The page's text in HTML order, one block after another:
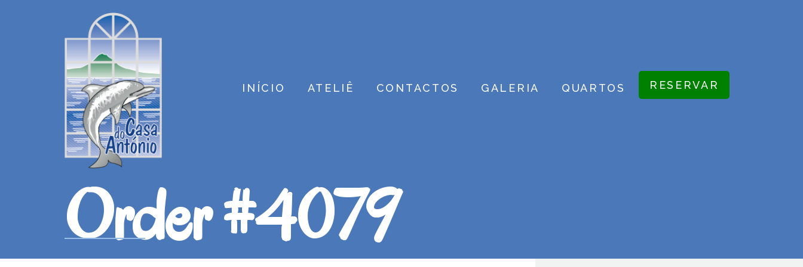
INÍCIO ATELIÊ CONTACTOS GALERIA QUARTOS RESERVAR
Order #4079